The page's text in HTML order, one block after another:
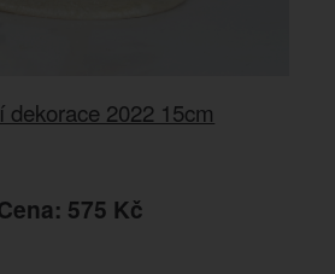
dekorace 2022 15cm
575 Kč